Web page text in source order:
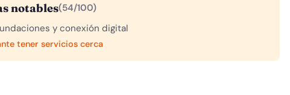
notables(54/100)
y conexión digital
tener servicios cerca